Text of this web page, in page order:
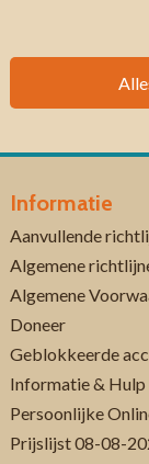
Informatie
Aanvullende
Algemene
Algemene
Doneer
Geblokkeerde
Informatie & Hulp
Persoonlijke
Prijslijst 08-08-